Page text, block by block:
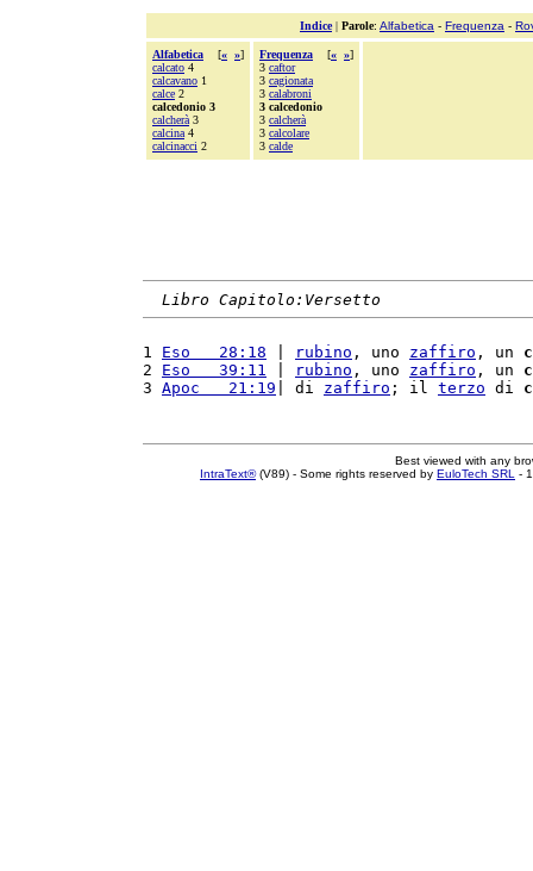
Indice| Parole: Alfabetica - Frequenza -
Alfabetica [« »]
calcato 4
calcavano 1
calce 2
calcedonio 3
calcherà 3
calcina 4
calcinacci 2
Frequenza [« »]
3 caftor
3 cagionata
3 calabroni
3 calcedonio
3 calcherà
3 calcolare
3 calde
Libro Capitolo:Versetto
1 Eso   28:18 rubino , uno zaffiro , un
2 Eso   39:11 rubino , uno zaffiro , un
3 Apoc   21:19 | di zaffiro ; il terzo di
Best viewed with any
IntraText®(V89) - Some rights reserved by EuloTech SRL -